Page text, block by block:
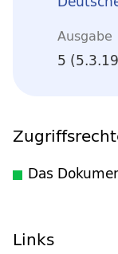
Ausgabe
5
Das
Links